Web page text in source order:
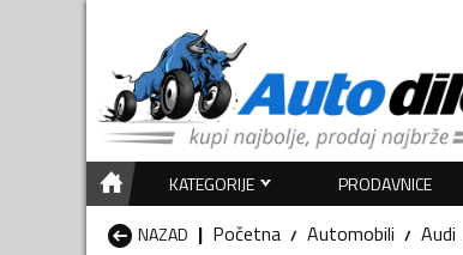
KATEGORIJE PRODAVNICE
NAZAD
Početna Automobili Audi